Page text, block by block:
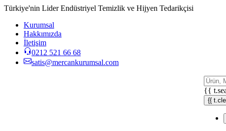
Türkiye'nin Lider Endüstriyel Temizlik ve Hijyen Tedarikçisi
Kurumsal
Hakkımızda
İletişim
0212 521 66 68
satis@mercankurumsal.com
{{
{{